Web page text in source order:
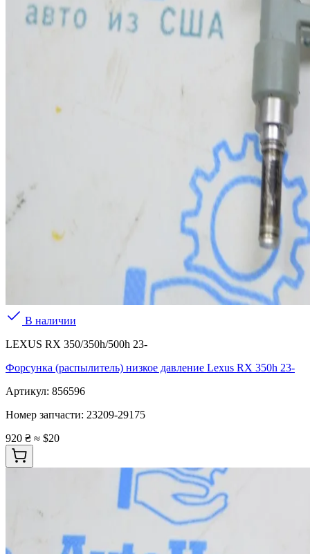
В наличии
LEXUS RX 350/350h/500h 23-
Форсунка (распылитель) низкое давление Lexus RX 350h 23-
Артикул: 856596
Номер запчасти: 23209-29175
920 ₴ ≈ $20